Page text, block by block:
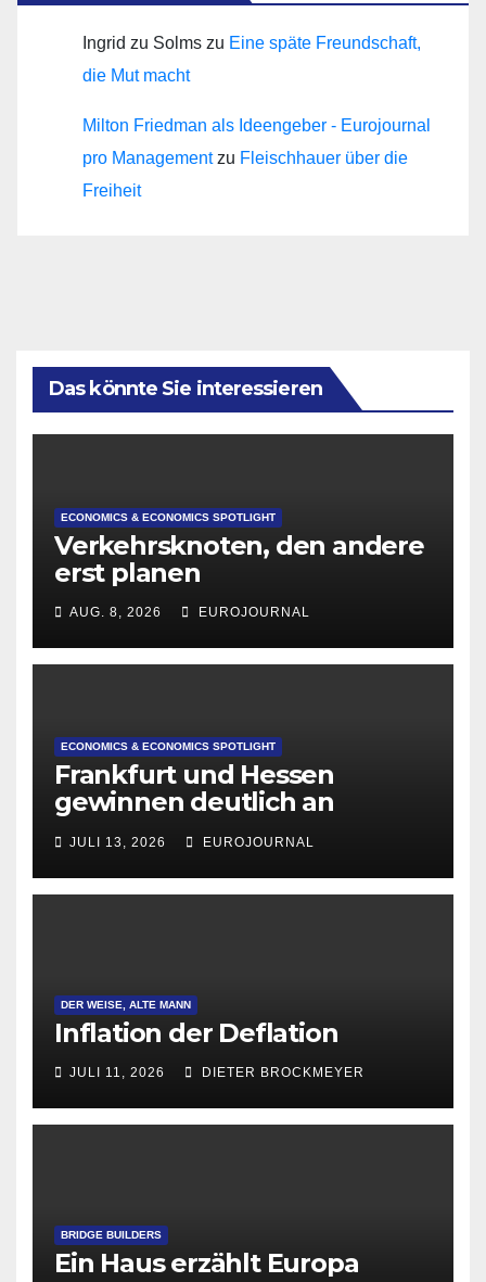
Ingrid zu Solms zu Eine späte Freundschaft,
die Mut macht
Milton Friedman als Ideengeber - Eurojournal
pro Managementzu Fleischhauer über die
Freiheit
Das könnte Sie interessieren
ECONOMICS & ECONOMICS SPOTLIGHT
Verkehrsknoten, den andere
erst planen
AUG. 8, 2026 EUROJOURNAL
ECONOMICS & ECONOMICS SPOTLIGHT
Frankfurt und Hessen
gewinnen deutlich an
Attraktivität für Startup-
Gründungen
JULI 13, 2026 EUROJOURNAL
DER WEISE, ALTE MANN
Inflation der Deflation
JULI 11, 2026 DIETER BROCKMEYER
BRIDGE BUILDERS
Ein Haus erzählt Europa